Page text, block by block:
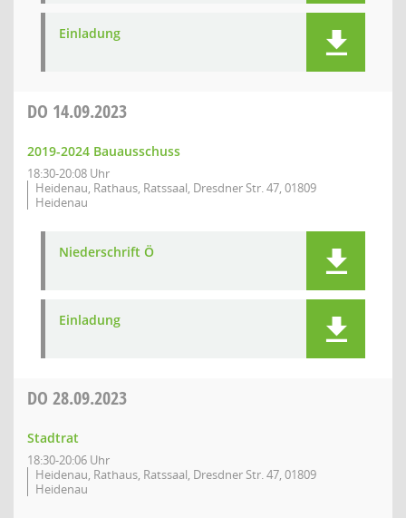
Einladung
DO 14.09.2023
2019-2024 Bauausschuss
18:30-20:08 Uhr
Heidenau, Rathaus, Ratssaal, Dresdner Str. 47, 01809
Heidenau
Niederschrift Ö
Einladung
DO 28.09.2023
Stadtrat
18:30-20:06 Uhr
Heidenau, Rathaus, Ratssaal, Dresdner Str. 47, 01809
Heidenau